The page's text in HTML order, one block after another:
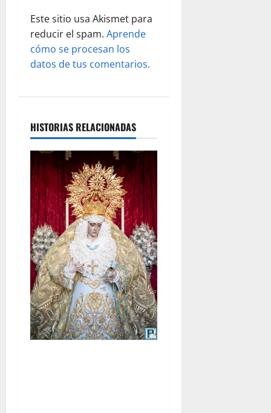
a
s
Este sitio usa Akismet para
reducir el spam. Aprende
cómo se procesan los
datos de tus comentarios.
HISTORIAS RELACIONADAS